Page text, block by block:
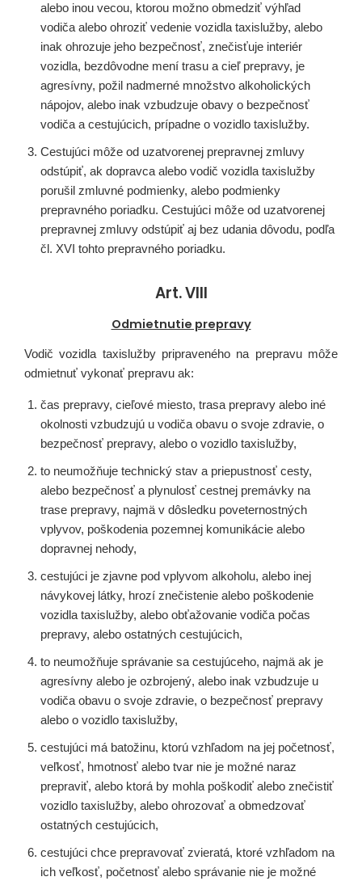
alebo inou vecou, ktorou možno obmedziť výhľad
vodiča alebo ohroziť vedenie vozidla taxislužby, alebo
inak ohrozuje jeho bezpečnosť, znečisťuje interiér
vozidla, bezdôvodne mení trasu a cieľ prepravy, je
agresívny, požil nadmerné množstvo alkoholických
nápojov, alebo inak vzbudzuje obavy o bezpečnosť
vodiča a cestujúcich, prípadne o vozidlo taxislužby.
Cestujúci môže od uzatvorenej prepravnej zmluvy
odstúpiť, ak dopravca alebo vodič vozidla taxislužby
porušil zmluvné podmienky, alebo podmienky
prepravného poriadku. Cestujúci môže od uzatvorenej
prepravnej zmluvy odstúpiť aj bez udania dôvodu, podľa
čl. XVI tohto prepravného poriadku.
Art. VIII
Odmietnutie prepravy
Vodič vozidla taxislužby pripraveného na prepravu môže
odmietnuť vykonať prepravu ak:
čas prepravy, cieľové miesto, trasa prepravy alebo iné
okolnosti vzbudzujú u vodiča obavu o svoje zdravie, o
bezpečnosť prepravy, alebo o vozidlo taxislužby,
to neumožňuje technický stav a priepustnosť cesty,
alebo bezpečnosť a plynulosť cestnej premávky na
trase prepravy, najmä v dôsledku poveternostných
vplyvov, poškodenia pozemnej komunikácie alebo
dopravnej nehody,
cestujúci je zjavne pod vplyvom alkoholu, alebo inej
návykovej látky, hrozí znečistenie alebo poškodenie
vozidla taxislužby, alebo obťažovanie vodiča počas
prepravy, alebo ostatných cestujúcich,
to neumožňuje správanie sa cestujúceho, najmä ak je
agresívny alebo je ozbrojený, alebo inak vzbudzuje u
vodiča obavu o svoje zdravie, o bezpečnosť prepravy
alebo o vozidlo taxislužby,
cestujúci má batožinu, ktorú vzhľadom na jej početnosť,
veľkosť, hmotnosť alebo tvar nie je možné naraz
prepraviť, alebo ktorá by mohla poškodiť alebo znečistiť
vozidlo taxislužby, alebo ohrozovať a obmedzovať
ostatných cestujúcich,
cestujúci chce prepravovať zvieratá, ktoré vzhľadom na
ich veľkosť, početnosť alebo správanie nie je možné